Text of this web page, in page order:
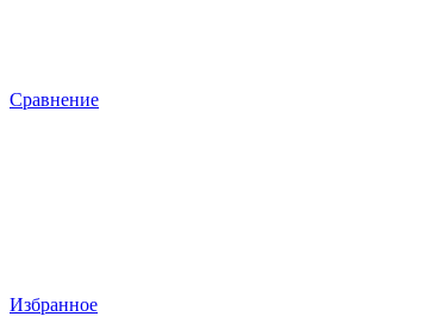
Сравнение
Избранное